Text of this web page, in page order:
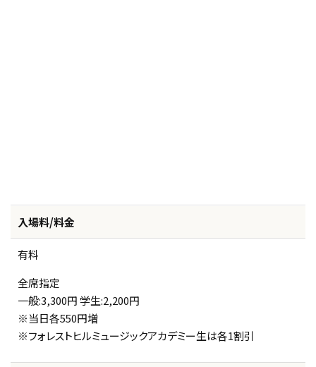
入場料/料金
有料
全席指定
一般:3,300円 学生:2,200円
※当日各550円増
※フォレストヒルミュージックアカデミー生は各1割引